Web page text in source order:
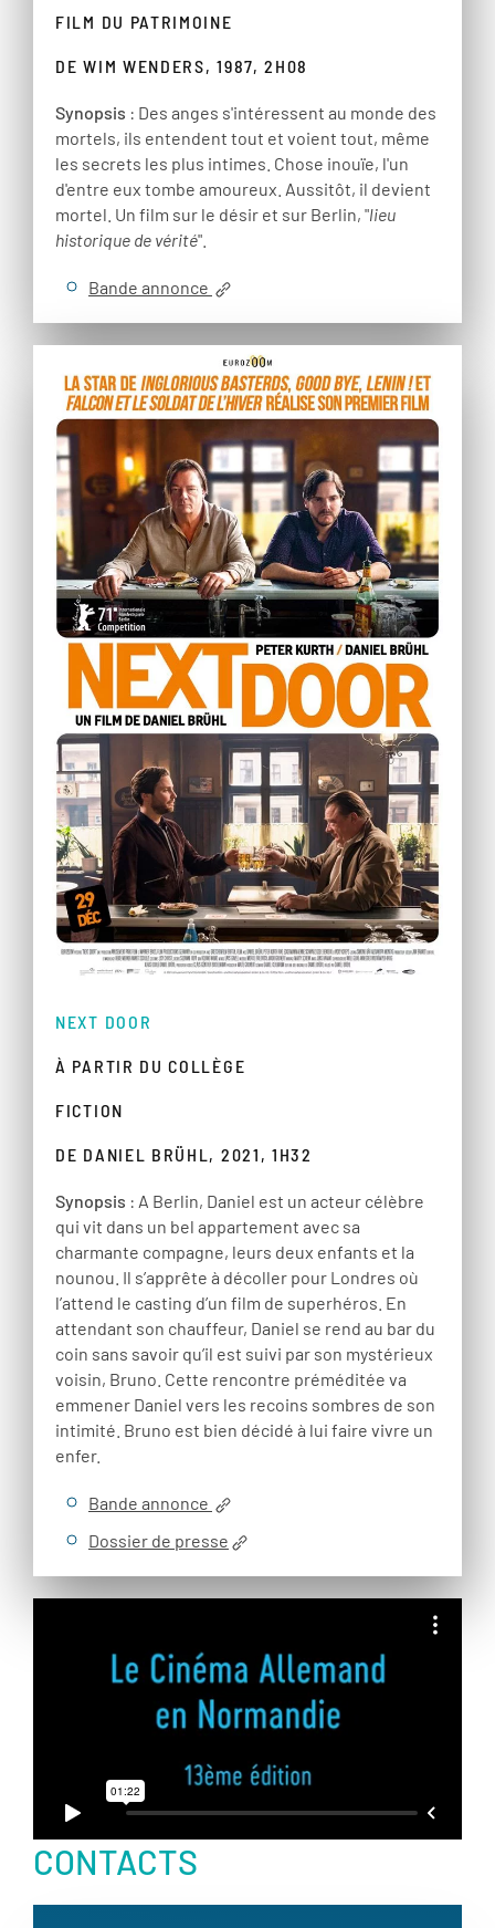
FILM DU PATRIMOINE
DE WIM WENDERS, 1987, 2H08
Synopsis : Des anges s'intéressent au monde des
mortels, ils entendent tout et voient tout, même
les secrets les plus intimes. Chose inouïe, l'un
d'entre eux tombe amoureux. Aussitôt, il devient
mortel. Un film sur le désir et sur Berlin, "lieu
historique de vérité".
Bande annonce
NEXT DOOR
À PARTIR DU COLLÈGE
FICTION
DE DANIEL BRÜHL, 2021, 1H32
Synopsis : A Berlin, Daniel est un acteur célèbre
qui vit dans un bel appartement avec sa
charmante compagne, leurs deux enfants et la
nounou. Il s’apprête à décoller pour Londres où
l’attend le casting d’un film de superhéros. En
attendant son chauffeur, Daniel se rend au bar du
coin sans savoir qu’il est suivi par son mystérieux
voisin, Bruno. Cette rencontre préméditée va
emmener Daniel vers les recoins sombres de son
intimité. Bruno est bien décidé à lui faire vivre un
enfer.
Bande annonce
Dossier de presse
CONTACTS